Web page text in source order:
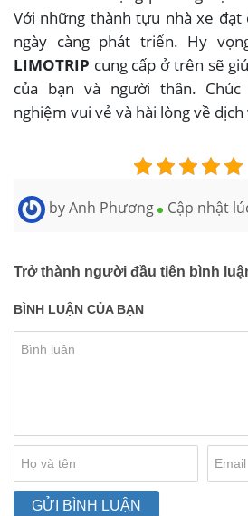
Với những thành tựu nhà xe đạt
ngày càng phát triển. Hy
LIMOTRIP cung cấp ở trên sẽ
của bạn và người thân.
nghiệm vui vẻ và hài lòng về dịch
byAnh Phương Cập nhật
Trở thành người đầu tiên bình
BÌNH LUẬN CỦA BẠN